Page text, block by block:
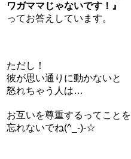
ワガママじゃないです！』
ってお答えしています。
ただし！
彼が思い通りに動かないと
怒れちゃう人は…
お互いを尊重するってことを
忘れないでね(^_-)-☆